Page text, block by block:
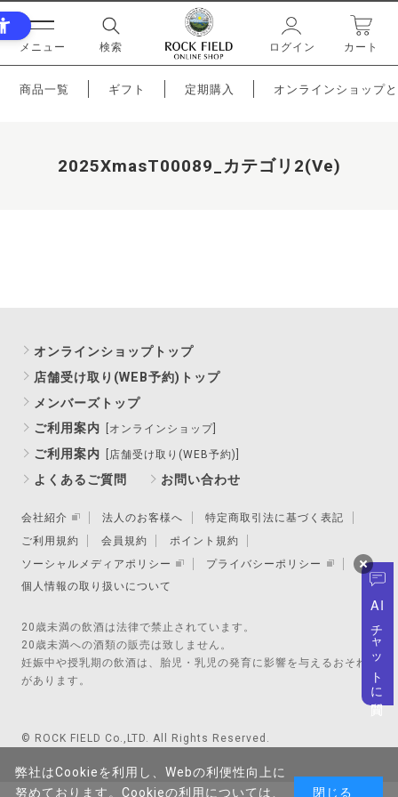
メニュー 検索 ログイン カート
商品一覧 ギフト 定期購入 オンラインショップ
2025XmasT00089_カテゴリ2(Ve)
オンラインショップトップ
店舗受け取り(WEB予約)トップ
メンバーズトップ
ご利用案内
[オンラインショップ]
ご利用案内 [店舗受け取り(WEB予約)]
よくあるご質問 お問い合わせ
会社紹介 法人のお客様へ
特定商取引法に基づく表記
ご利用規約
会員規約
ポイント規約
ソーシャルメディアポリシー
プライバシーポリシー
個人情報の取り扱いについて
20歳未満の飲酒は法律で禁止されています。
20歳未満への酒類の販売は致しません。
妊娠中や授乳期の飲酒は、胎児・乳児の発育に影響を与えるおそれ
があります。
© ROCK FIELD Co.,LTD. All Rights Reserved.
AI
チャットに質問
弊社はCookieを利用し、Webの利便性向上に
努めております。Cookieの利用については、
閉じる